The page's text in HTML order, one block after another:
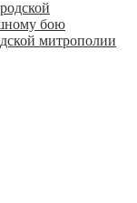
митрополии